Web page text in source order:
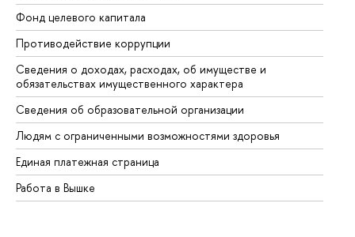
Фонд целевого капитала
Противодействие коррупции
Сведения о доходах, расходах, об имуществе и
обязательствах имущественного характера
Сведения об образовательной организации
Людям с ограниченными возможностями здоровья
Единая платежная страница
Работа в Вышке